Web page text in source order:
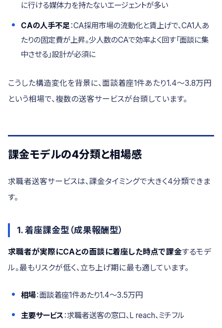
に行ける媒体力を持たないエージェントが多い
CAの人手不足 ：CA採用市場の流動化と賃上げで、CA1人あ
たりの固定費が上昇。少人数のCAで効率よく回す「面談に集
中させる」設計が必須に
こうした構造変化を背景に、面談着座1件あたり1.4〜3.8万円
という相場で、複数の送客サービスが台頭しています。
課金モデルの4分類と相場感
求職者送客サービスは、課金タイミングで大きく4分類できま
す。
1. 着座課金型（成果報酬型）
求職者が実際にCAとの面談に着座した時点で課金するモデ
ル。最もリスクが低く、立ち上げ期に最も適しています。
相場：面談着座1件あたり1.4〜3.5万円
主要サービス ：求職者送客の窓口、L reach、ミチフル